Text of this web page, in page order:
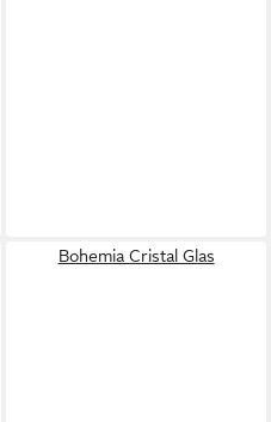
Bohemia Cristal Glas